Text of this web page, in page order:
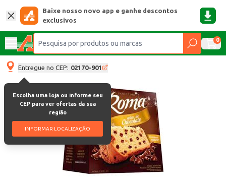
Baixe nosso novo app e ganhe descontos
exclusivos
0
Entregue no CEP: 02170-901
Escolha uma loja ou informe seu
CEP para ver ofertas da sua
região
INFORMAR LOCALIZAÇÃO